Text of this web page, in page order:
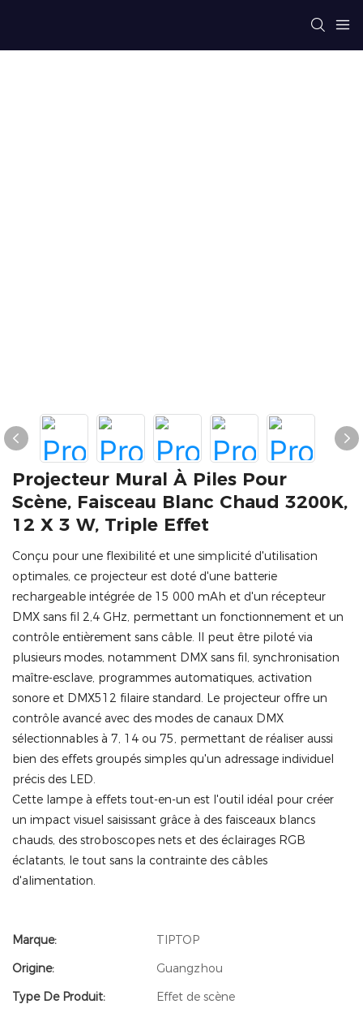
Projecteur Mural À Piles Pour
Scène, Faisceau Blanc Chaud 3200K,
12 X 3 W, Triple Effet
Conçu pour une flexibilité et une simplicité d'utilisation
optimales, ce projecteur est doté d'une batterie
rechargeable intégrée de 15 000 mAh et d'un récepteur
DMX sans fil 2,4 GHz, permettant un fonctionnement et un
contrôle entièrement sans câble. Il peut être piloté via
plusieurs modes, notamment DMX sans fil, synchronisation
maître-esclave, programmes automatiques, activation
sonore et DMX512 filaire standard. Le projecteur offre un
contrôle avancé avec des modes de canaux DMX
sélectionnables à 7, 14 ou 75, permettant de réaliser aussi
bien des effets groupés simples qu'un adressage individuel
précis des LED.
Cette lampe à effets tout-en-un est l'outil idéal pour créer
un impact visuel saisissant grâce à des faisceaux blancs
chauds, des stroboscopes nets et des éclairages RGB
éclatants, le tout sans la contrainte des câbles
d'alimentation.
Marque:
TIPTOP
Origine:
Guangzhou
Type De Produit:
Effet de scène